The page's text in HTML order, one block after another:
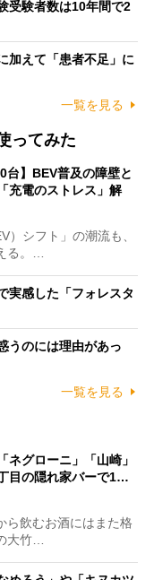
受験者数は10年間で2
加えて「患者不足」に
一覧を見る
ってみた
台】BEV普及の障壁と
充電のストレス」解
シフト」の潮流も、
る。…
実感した「フォレスタ
うのには理由があっ
一覧を見る
ネグローニ」「山崎」
目の隠れ家バーで1…
飲むお酒にはまた格
大竹…